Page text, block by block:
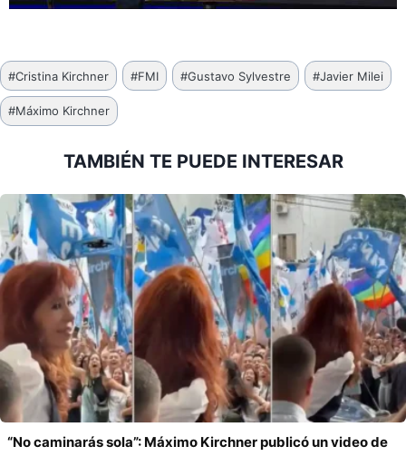
Etiquetas
de
la
#Cristina Kirchner #FMI #Gustavo Sylvestre #Javier Milei
#Máximo Kirchner
TAMBIÉN TE PUEDE INTERESAR
“No caminarás sola”: Máximo Kirchner publicó un video de